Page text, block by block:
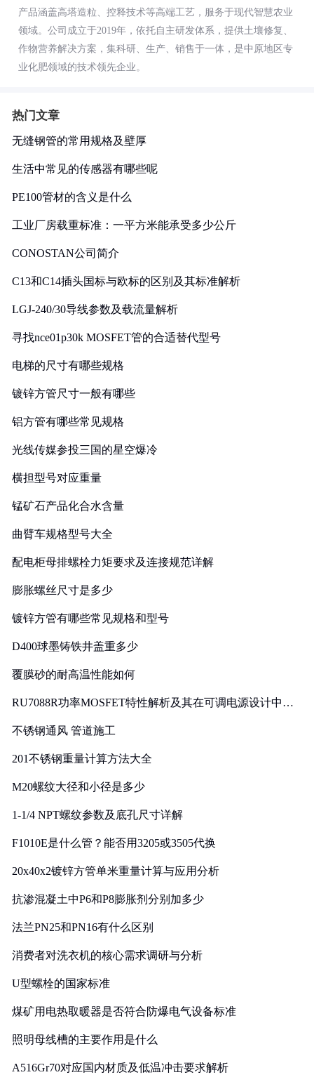
产品涵盖高塔造粒、控释技术等高端工艺，服务于现代智慧农业
领域。公司成立于2019年，依托自主研发体系，提供土壤修复、
作物营养解决方案，集科研、生产、销售于一体，是中原地区专
业化肥领域的技术领先企业。
热门文章
无缝钢管的常用规格及壁厚
生活中常见的传感器有哪些呢
PE100管材的含义是什么
工业厂房载重标准：一平方米能承受多少公斤
CONOSTAN公司简介
C13和C14插头国标与欧标的区别及其标准解析
LGJ-240/30导线参数及载流量解析
寻找nce01p30k MOSFET管的合适替代型号
电梯的尺寸有哪些规格
镀锌方管尺寸一般有哪些
铝方管有哪些常见规格
光线传媒参投三国的星空爆冷
横担型号对应重量
锰矿石产品化合水含量
曲臂车规格型号大全
配电柜母排螺栓力矩要求及连接规范详解
膨胀螺丝尺寸是多少
镀锌方管有哪些常见规格和型号
D400球墨铸铁井盖重多少
覆膜砂的耐高温性能如何
RU7088R功率MOSFET特性解析及其在可调电源设计中的
不锈钢通风 管道施工
201不锈钢重量计算方法大全
M20螺纹大径和小径是多少
1-1/4 NPT螺纹参数及底孔尺寸详解
F1010E是什么管？能否用3205或3505代换
20x40x2镀锌方管单米重量计算与应用分析
抗渗混凝土中P6和P8膨胀剂分别加多少
法兰PN25和PN16有什么区别
消费者对洗衣机的核心需求调研与分析
U型螺栓的国家标准
煤矿用电热取暖器是否符合防爆电气设备标准
照明母线槽的主要作用是什么
A516Gr70对应国内材质及低温冲击要求解析